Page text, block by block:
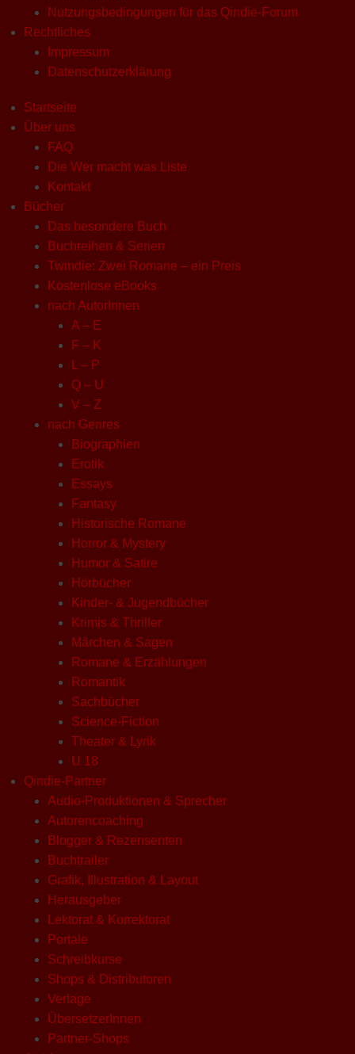
Nutzungsbedingungen für das Qindie-Forum
Rechtliches
Impressum
Datenschutzerklärung
Startseite
Über uns
FAQ
Die Wer macht was Liste
Kontakt
Bücher
Das besondere Buch
Buchreihen & Serien
Twindie: Zwei Romane – ein Preis
Kostenlose eBooks
nach AutorInnen
A – E
F – K
L – P
Q – U
V – Z
nach Genres
Biographien
Erotik
Essays
Fantasy
Historische Romane
Horror & Mystery
Humor & Satire
Hörbücher
Kinder- & Jugendbücher
Krimis & Thriller
Märchen & Sagen
Romane & Erzählungen
Romantik
Sachbücher
Science-Fiction
Theater & Lyrik
U 18
Qindie-Partner
Audio-Produktionen & Sprecher
Autorencoaching
Blogger & Rezensenten
Buchtrailer
Grafik, Illustration & Layout
Herausgeber
Lektorat & Korrektorat
Portale
Schreibkurse
Shops & Distributoren
Verlage
ÜbersetzerInnen
Partner-Shops